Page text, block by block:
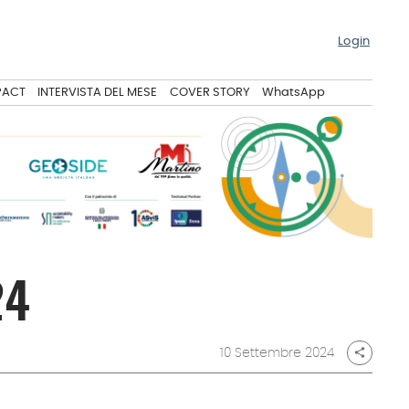
Login
INTERVISTA DEL MESE COVER STORY WhatsApp
10 Settembre 2024 share